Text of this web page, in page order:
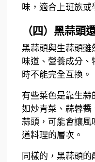
味，適合上班族或
（四）黑蒜頭
黑蒜頭與生蒜頭雖
味道、營養成分
時不能完全互換。
有些菜色是靠生蒜
如炒青菜、蒜蓉醬
蒜頭，可能會讓風
道料理的層次。
同樣的，黑蒜頭